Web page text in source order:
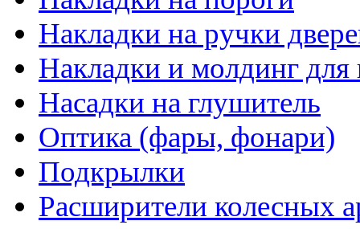
Накладки на ручки
Накладки и молдинг для
Насадки на глушитель
Оптика (фары, фонари)
Подкрылки
Расширители колесных